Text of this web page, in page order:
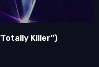
Killer”)